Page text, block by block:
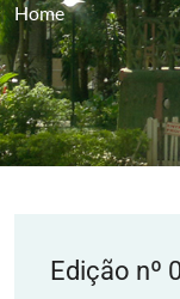
Home
Edição nº